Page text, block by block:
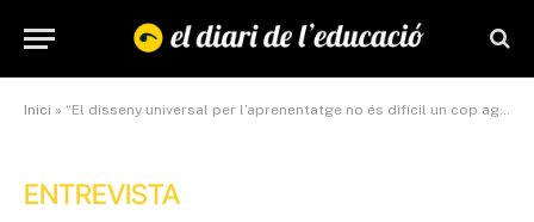
Inici » “El disseny universal per l’aprenentatge no és difícil un cop agafes la dinàmica”
ENTREVISTA